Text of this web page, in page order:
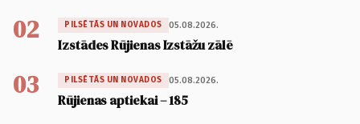
02 PILSĒTĀS UN NOVADOS 05.08.2026.
Izstādes Rūjienas Izstāžu zālē
03 PILSĒTĀS UN NOVADOS 05.08.2026.
Rūjienas aptiekai – 185